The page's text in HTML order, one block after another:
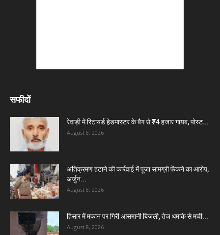
सफीदों
रेवाड़ी में रिटायर्ड हेडमास्टर के बैग से ₹74 हजार गायब, पोस्ट...
August 8, 2026
अतिक्रमण हटाने की कार्रवाई में पूजा सामग्री फेंकने का आरोप,
अर्जुन...
August 8, 2026
हिसार में मकान पर गिरी आसमानी बिजली, तेज धमाके से मची...
August 8, 2026